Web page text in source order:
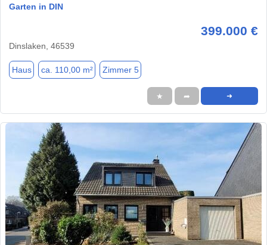
Garten in DIN
399.000 €
Dinslaken, 46539
Haus ca. 110,00 m² Zimmer 5
★ ➦ ➜